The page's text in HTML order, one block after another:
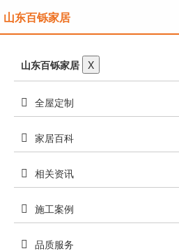
山东百铄家居
山东百铄家居 X
全屋定制
家居百科
相关资讯
施工案例
品质服务